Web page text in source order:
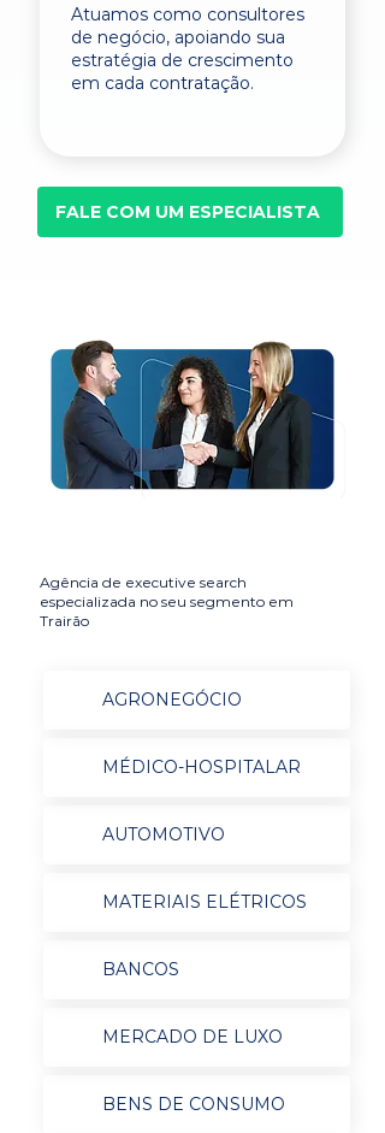
Atuamos como consultores
de negócio, apoiando sua
estratégia de crescimento
em cada contratação.
FALE COM UM ESPECIALISTA
Agência de executive search
especializada no seu segmento em
Trairão
AGRONEGÓCIO
MÉDICO-HOSPITALAR
AUTOMOTIVO
MATERIAIS ELÉTRICOS
BANCOS
MERCADO DE LUXO
BENS DE CONSUMO